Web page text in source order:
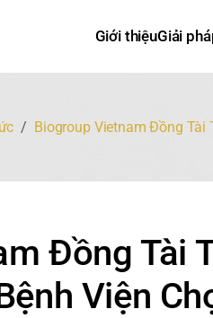
Giới thiệuGiải
Biogroup Vietnam Đồng Tài
Đồng Tài
Viện